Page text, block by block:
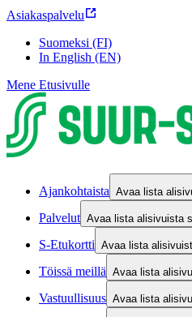
Asiakaspalvelu
Suomeksi (FI)
In English (EN)
Mene Etusivulle
Ajankohtaista Avaa lista
Palvelut Avaa lista alisivuista
S-Etukortti Avaa lista
Töissä meillä Avaa lista
Vastuullisuus Avaa lista